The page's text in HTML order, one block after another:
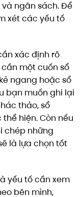
ngân sách. Để
xét các yếu tố
xác định rõ
một cuốn sổ
ngang hoặc sổ
bạn muốn ghi lại
thảo, sổ
hiện. Còn nếu
chép những
là lựa chọn tốt
yếu tố cần xem
bên mình,